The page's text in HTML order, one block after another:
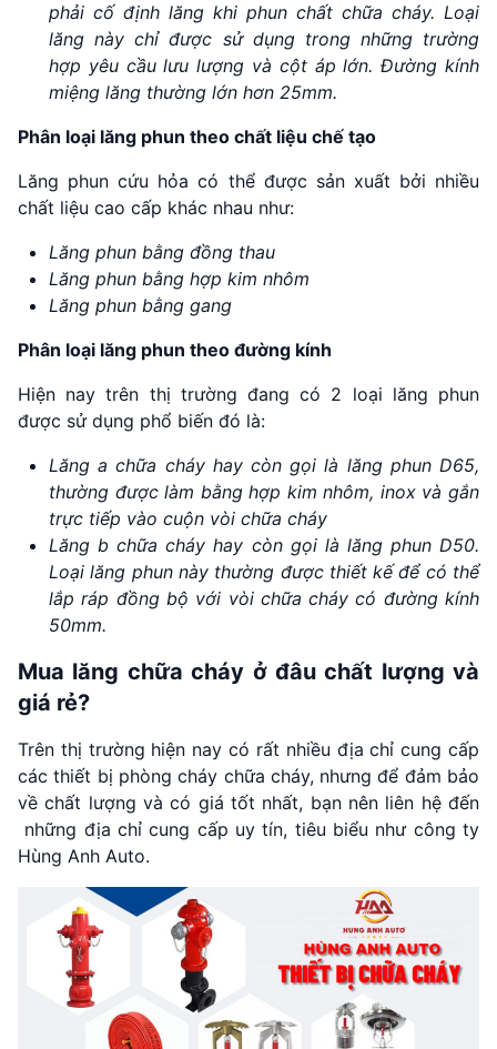
phải cố định lăng khi phun chất chữa cháy. Loại
lăng này chỉ được sử dụng trong những trường
hợp yêu cầu lưu lượng và cột áp lớn. Đường kính
miệng lăng thường lớn hơn 25mm.
Phân loại lăng phun theo chất liệu chế tạo
Lăng phun cứu hỏa có thể được sản xuất bởi nhiều
chất liệu cao cấp khác nhau như:
Lăng phun bằng đồng thau
Lăng phun bằng hợp kim nhôm
Lăng phun bằng gang
Phân loại lăng phun theo đường kính
Hiện nay trên thị trường đang có 2 loại lăng phun
được sử dụng phổ biến đó là:
Lăng a chữa cháy hay còn gọi là lăng phun D65,
thường được làm bằng hợp kim nhôm, inox và gắn
trực tiếp vào cuộn vòi chữa cháy
Lăng b chữa cháy hay còn gọi là lăng phun D50.
Loại lăng phun này thường được thiết kế để có thể
lắp ráp đồng bộ với vòi chữa cháy có đường kính
50mm.
Mua lăng chữa cháy ở đâu chất lượng và
giá rẻ?
Trên thị trường hiện nay có rất nhiều địa chỉ cung cấp
các thiết bị phòng cháy chữa cháy, nhưng để đảm bảo
về chất lượng và có giá tốt nhất, bạn nên liên hệ đến
những địa chỉ cung cấp uy tín, tiêu biểu như công ty
Hùng Anh Auto.